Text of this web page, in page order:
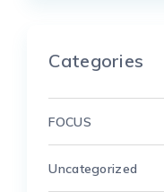
Categories
FOCUS
Uncategorized